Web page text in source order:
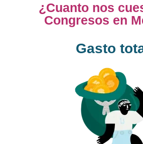
¿Cuanto nos
Congresos en
Gasto